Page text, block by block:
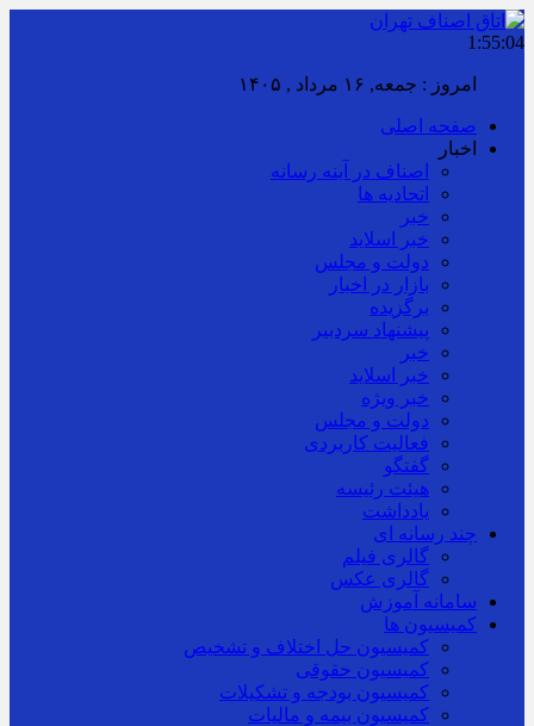
1:55:04
امروز : جمعه, ۱۶ مرداد , ۱۴۰۵
صفحه اصلی
اخبار
اصناف در آینه رسانه
اتحادیه ها
خبر
خبر اسلايد
دولت و مجلس
بازار در اخبار
برگزیده
پیشنهاد سردبیر
خبر
خبر اسلايد
خبر ویژه
دولت و مجلس
فعالیت کاربردی
گفتگو
هیئت رئیسه
یادداشت
چند رسانه ای
گالری فیلم
گالری عکس
سامانه آموزش
کمیسیون ها
کمیسیون حل اختلاف و تشخیص
کمیسیون حقوقی
کمیسیون بودجه و تشکیلات
کمیسیون بیمه و مالیات